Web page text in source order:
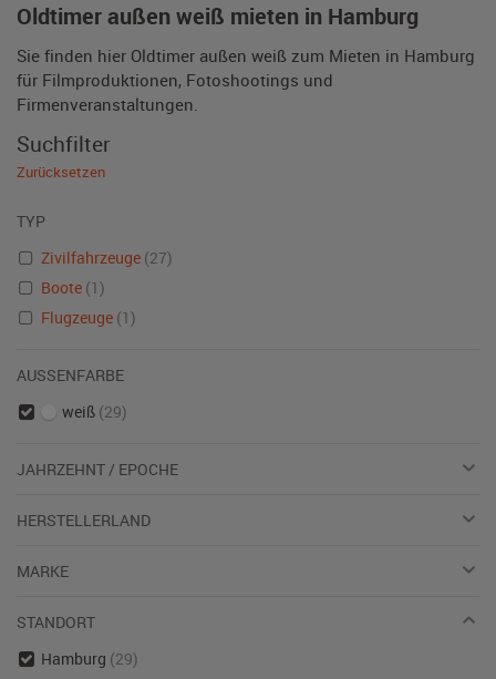
Oldtimer außen weiß mieten in Hamburg
Sie finden hier Oldtimer außen weiß zum Mieten in Hamburg
für Filmproduktionen, Fotoshootings und
Firmenveranstaltungen.
Suchfilter
Zurücksetzen
TYP
Zivilfahrzeuge (27)
Boote (1)
Flugzeuge (1)
AUSSENFARBE
weiß (29)
JAHRZEHNT / EPOCHE
HERSTELLERLAND
MARKE
STANDORT
Hamburg (29)